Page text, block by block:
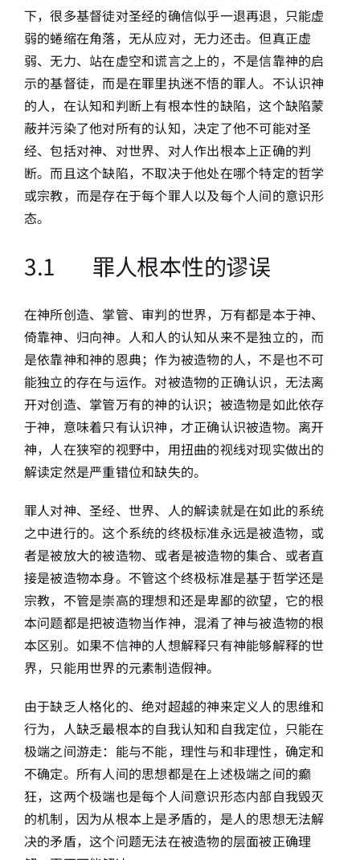
下，很多基督徒对圣经的确信似乎一退再退，只能虚
弱的蜷缩在角落，无从应对，无力还击。但真正虚
弱、无力、站在虚空和谎言之上的，不是信靠神的启
示的基督徒，而是在罪里执迷不悟的罪人。不认识神
的人，在认知和判断上有根本性的缺陷，这个缺陷蒙
蔽并污染了他对所有的认知，决定了他不可能对圣
经、包括对神、对世界、对人作出根本上正确的判
断。而且这个缺陷，不取决于他处在哪个特定的哲学
或宗教，而是存在于每个罪人以及每个人间的意识形
态。
3.1 罪人根本性的谬误
在神所创造、掌管、审判的世界，万有都是本于神、
倚靠神、归向神。人和人的认知从来不是独立的，而
是依靠神和神的恩典；作为被造物的人，不是也不可
能独立的存在与运作。对被造物的正确认识，无法离
开对创造、掌管万有的神的认识；被造物是如此依存
于神，意味着只有认识神，才正确认识被造物。离开
神，人在狭窄的视野中，用扭曲的视线对现实做出的
解读定然是严重错位和缺失的。
罪人对神、圣经、世界、人的解读就是在如此的系统
之中进行的。这个系统的终极标准永远是被造物，或
者是被放大的被造物、或者是被造物的集合、或者直
接是被造物本身。不管这个终极标准是基于哲学还是
宗教，不管是崇高的理想和还是卑鄙的欲望，它的根
本问题都是把被造物当作神，混淆了神与被造物的根
本区别。如果不信神的人想解释只有神能够解释的世
界，只能用世界的元素制造假神。
由于缺乏人格化的、绝对超越的神来定义人的思维和
行为，人缺乏最根本的自我认知和自我定位，只能在
极端之间游走：能与不能，理性与和非理性，确定和
不确定。所有人间的思想都是在上述极端之间的癫
狂，这两个极端也是每个人间意识形态内部自我毁灭
的机制，因为从根本上是矛盾的，是人的思想无法解
决的矛盾，这个问题无法在被造物的层面被正确理